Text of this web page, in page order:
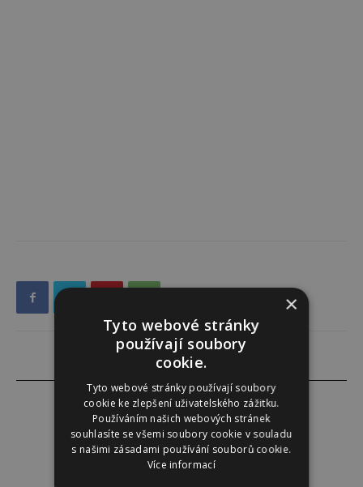
Redakce
×
Tyto webové stránky
používají soubory
cookie.
Tyto webové stránky používají soubory
cookie ke zlepšení uživatelského zážitku.
Používáním našich webových stránek
souhlasíte se všemi soubory cookie v souladu
s našimi zásadami používání souborů cookie.
Více informací